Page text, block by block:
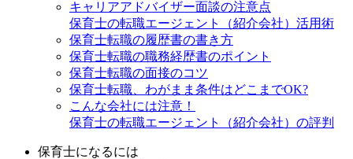
キャリアアドバイザー面談の注意点
保育士の転職エージェント（紹介会社）活用術
保育士転職の履歴書の書き方
保育士転職の職務経歴書のポイント
保育士転職の面接のコツ
保育士転職、わがまま条件はどこまでOK?
こんな会社には注意！
保育士の転職エージェント（紹介会社）の評判
保育士になるには